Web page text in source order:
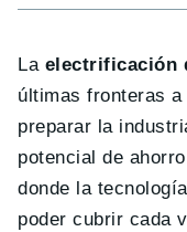
La electrificación
últimas fronteras
preparar la
potencial de
donde la
poder cubrir cada